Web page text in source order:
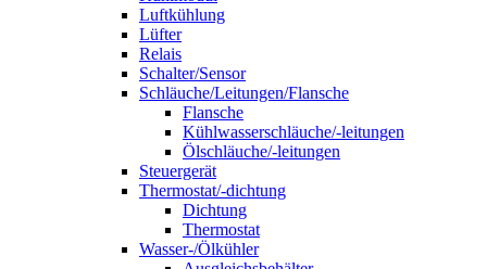
Luftkühlung
Lüfter
Relais
Schalter/Sensor
Schläuche/Leitungen/Flansche
Flansche
Kühlwasserschläuche/-leitungen
Ölschläuche/-leitungen
Steuergerät
Thermostat/-dichtung
Dichtung
Thermostat
Wasser-/Ölkühler